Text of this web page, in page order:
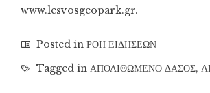
www.lesvosgeopark.gr.
Posted in ΡΟΗ ΕΙΔΗΣΕΩΝ
Tagged in ΑΠΟΛΙΘΩΜΕΝΟ ΔΑΣΟΣ,